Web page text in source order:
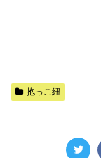
抱っこ紐